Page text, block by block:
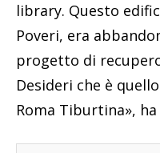
library. Questo
Poveri, era
progetto di
Desideri che è
Roma Tiburtina»,